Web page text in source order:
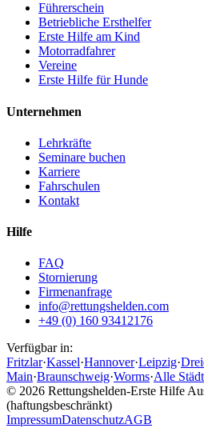
Führerschein
Betriebliche Ersthelfer
Erste Hilfe am Kind
Motorradfahrer
Vereine
Erste Hilfe für Hunde
Unternehmen
Lehrkräfte
Seminare buchen
Karriere
Fahrschulen
Kontakt
Hilfe
FAQ
Stornierung
Firmenanfrage
info@rettungshelden.com
+49 (0) 160 93412176
Verfügbar in:
Fritzlar·Kassel·Hannover·Leipzig·
Main·Braunschweig·Worms·Alle
© 2026 Rettungshelden-Erste Hilfe
(haftungsbeschränkt)
ImpressumDatenschutzAGB